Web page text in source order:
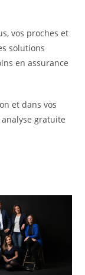
vos proches et
solutions
en assurance
et dans vos
gratuite